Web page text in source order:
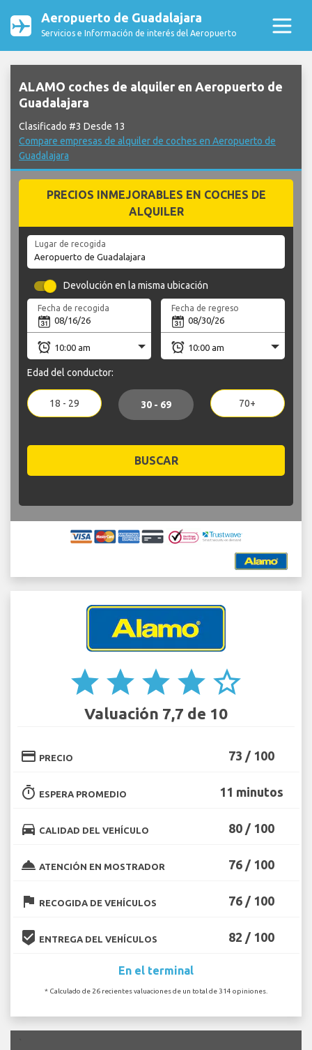
Aeropuerto de Guadalajara
Servicios e Información de interés del Aeropuerto
ALAMO coches de alquiler en Aeropuerto de
Guadalajara
Clasificado #3 Desde 13
Compare empresas de alquiler de coches en Aeropuerto de
Guadalajara
PRECIOS INMEJORABLES EN COCHES DE
ALQUILER
Lugar de recogida
Devolución en la misma ubicación
Fecha de recogida Fecha de regreso
Edad del conductor:
18 - 29 30 - 69 70+
BUSCAR
star star star star star_border
Valuación 7,7 de 10
credit_card PRECIO 73 / 100
timer ESPERA PROMEDIO 11 minutos
directions_car CALIDAD DEL VEHÍCULO 80 / 100
room_service ATENCIÓN EN MOSTRADOR 76 / 100
flag RECOGIDA DE VEHÍCULOS 76 / 100
beenhere ENTREGA DEL VEHÍCULOS 82 / 100
En el terminal
* Calculado de 26 recientes valuaciones de un total de 314 opiniones.